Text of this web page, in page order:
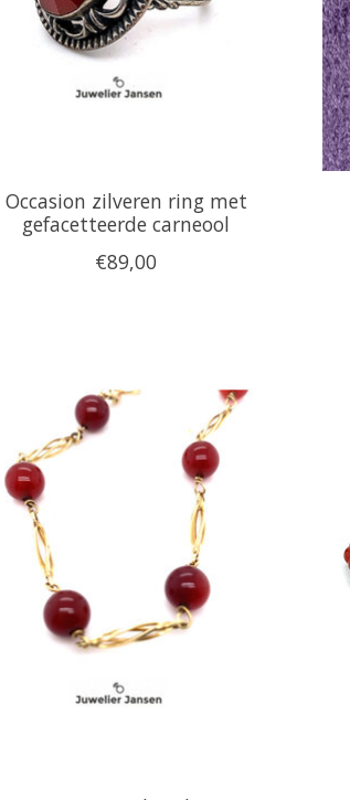
Occasion zilveren ring met
gefacetteerde carneool
€89,00